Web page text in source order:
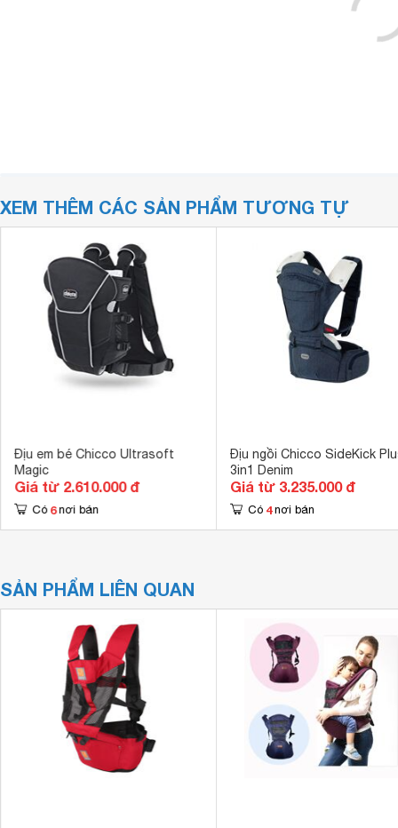
XEM THÊM CÁC SẢN PHẨM TƯƠNG TỰ
Địu em bé Chicco Ultrasoft
Magic
Giá từ 2.610.000 đ
Có 6 nơi bán
Địu ngồi Chicco SideKick
3in1 Denim
Giá từ 3.235.000 đ
Có 4 nơi bán
SẢN PHẨM LIÊN QUAN